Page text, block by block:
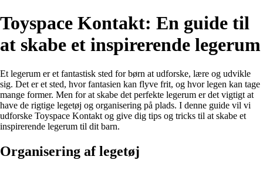
Toyspace Kontakt: En guide til
at skabe et inspirerende legerum
Et legerum er et fantastisk sted for børn at udforske, lære og udvikle
sig. Det er et sted, hvor fantasien kan flyve frit, og hvor legen kan tage
mange former. Men for at skabe det perfekte legerum er det vigtigt at
have de rigtige legetøj og organisering på plads. I denne guide vil vi
udforske Toyspace Kontakt og give dig tips og tricks til at skabe et
inspirerende legerum til dit barn.
Organisering af legetøj